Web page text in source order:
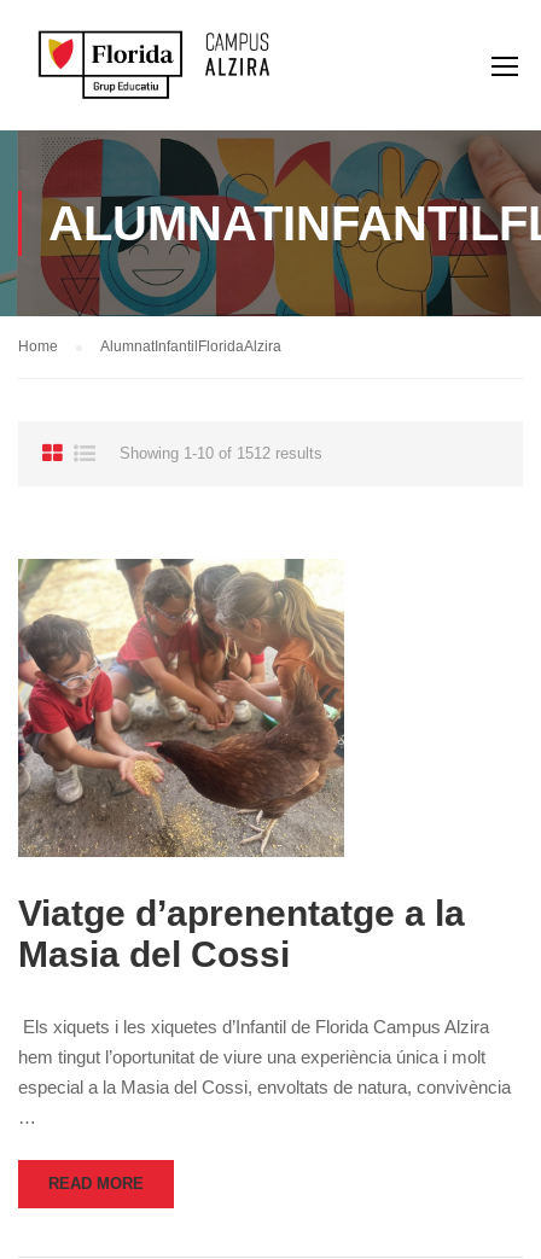
Home AlumnatInfantilFloridaAlzira
Showing 1-10 of 1512 results
Viatge d’aprenentatge a la
Masia del Cossi
Els xiquets i les xiquetes d’Infantil de Florida Campus Alzira
hem tingut l’oportunitat de viure una experiència única i molt
especial a la Masia del Cossi, envoltats de natura, convivència
…
READ MORE